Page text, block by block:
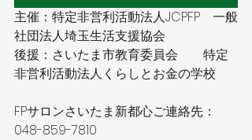
主催：特定非営利活動法人JCPFP　一般
社団法人埼玉生活支援協会
後援：さいたま市教育委員会　　特定
非営利活動法人くらしとお金の学校
FPサロンさいたま新都心ご連絡先：
048-859-7810